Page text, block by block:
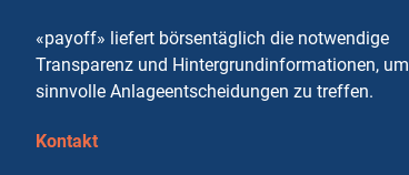
«payoff» liefert börsentäglich die notwendige
Transparenz und Hintergrundinformationen, um
sinnvolle Anlageentscheidungen zu treffen.
Kontakt